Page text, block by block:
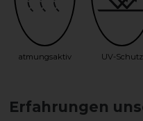
atmungsaktiv UV-Schutz